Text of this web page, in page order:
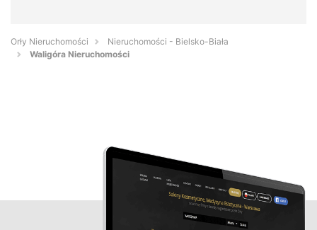
Orły Nieruchomości
Nieruchomości - Bielsko-Biała
Waligóra Nieruchomości